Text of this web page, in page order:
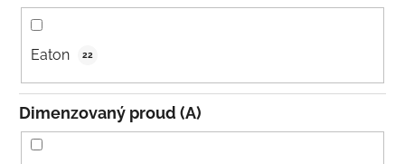
Eaton 22
Dimenzovaný proud (A)